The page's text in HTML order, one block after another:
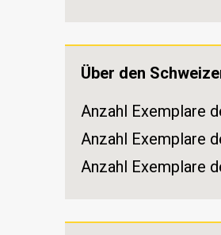
Über den
Anzahl Exemplare
Anzahl Exemplare
Anzahl Exemplare